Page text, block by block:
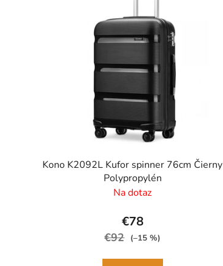
Kono K2092L Kufor spinner 76cm Čierny
Polypropylén
Na dotaz
€78
€92 (–15 %)